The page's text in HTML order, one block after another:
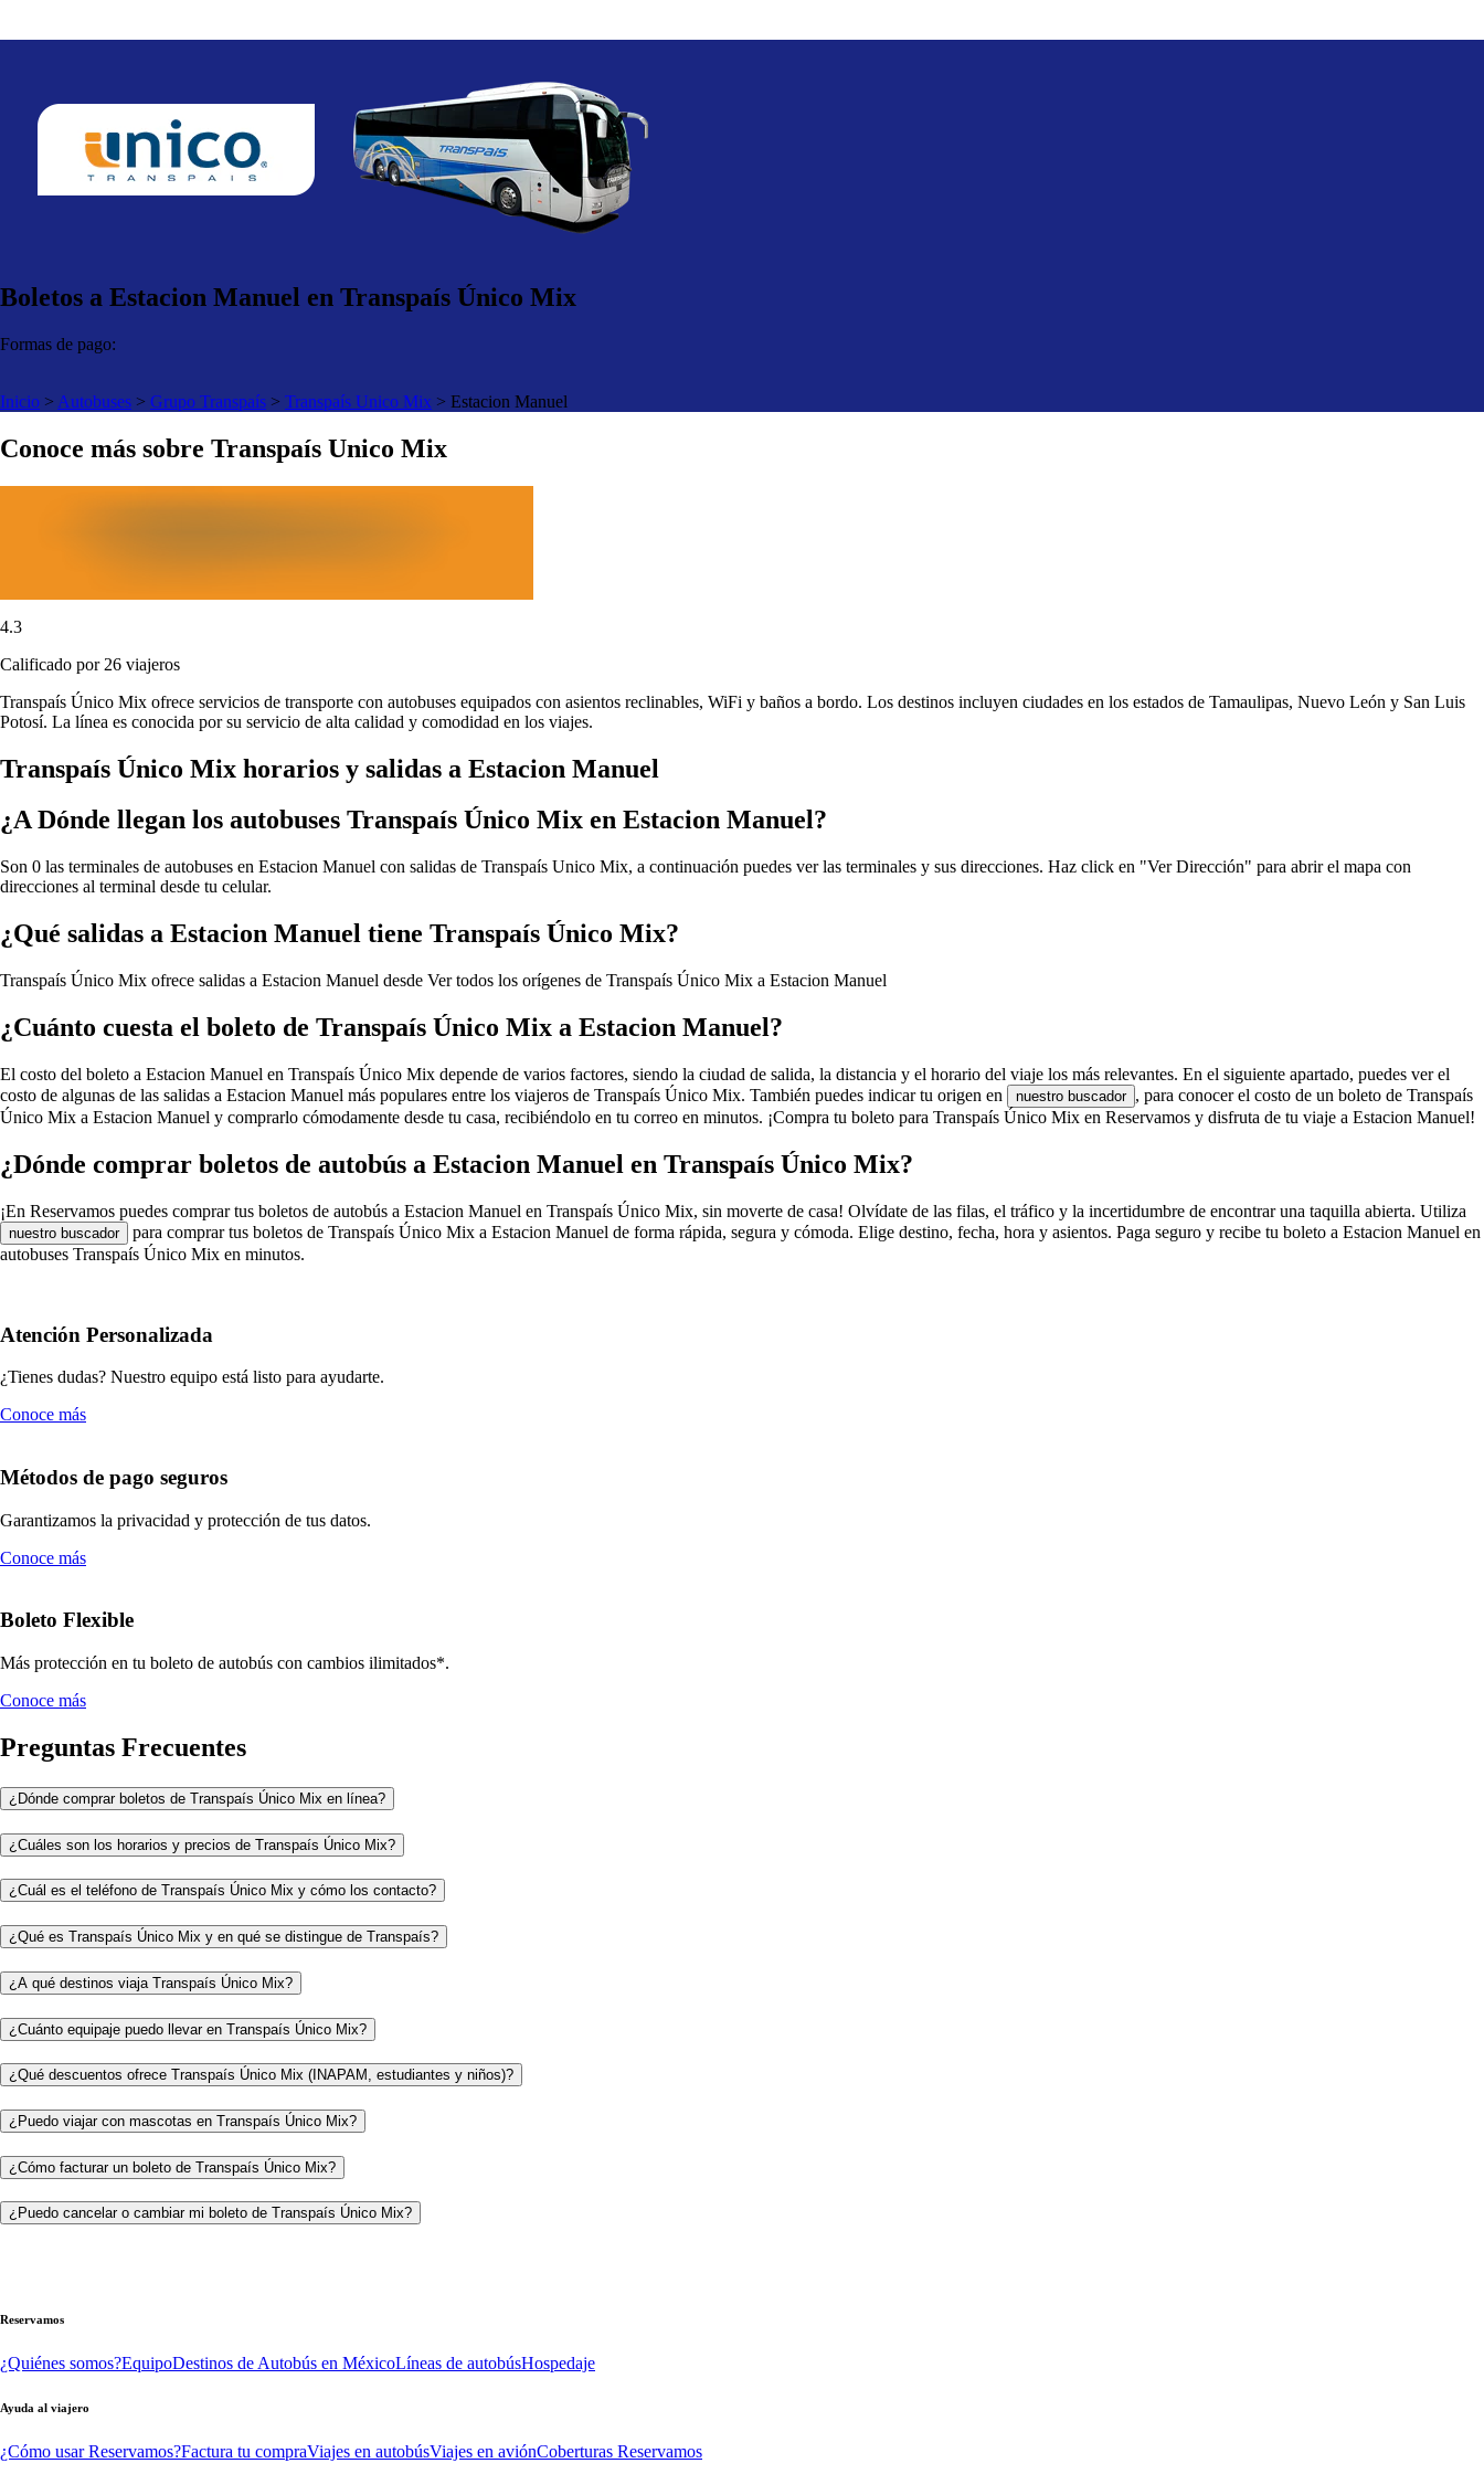
Boletos a Estacion Manuel en Transpaís Único Mix
Formas de pago:
Inicio > Autobuses > Grupo Transpaís > Transpaís Unico Mix > Estacion Manuel
Conoce más sobre Transpaís Unico Mix
4.3
Calificado por 26 viajeros
Transpaís Único Mix ofrece servicios de transporte con autobuses equipados con asientos reclinables, WiFi y baños a bordo. Los destinos incluyen ciudades en los estados de Tamaulipas, Nuevo León y San Luis
Potosí. La línea es conocida por su servicio de alta calidad y comodidad en los viajes.
Transpaís Único Mix horarios y salidas a Estacion Manuel
¿A Dónde llegan los autobuses Transpaís Único Mix en Estacion Manuel?
Son 0 las terminales de autobuses en Estacion Manuel con salidas de Transpaís Unico Mix, a continuación puedes ver las terminales y sus direcciones. Haz click en "Ver Dirección" para abrir el mapa con
direcciones al terminal desde tu celular.
¿Qué salidas a Estacion Manuel tiene Transpaís Único Mix?
Transpaís Único Mix ofrece salidas a Estacion Manuel desde Ver todos los orígenes de Transpaís Único Mix a Estacion Manuel
¿Cuánto cuesta el boleto de Transpaís Único Mix a Estacion Manuel?
El costo del boleto a Estacion Manuel en Transpaís Único Mix depende de varios factores, siendo la ciudad de salida, la distancia y el horario del viaje los más relevantes. En el siguiente apartado, puedes ver el
costo de algunas de las salidas a Estacion Manuel más populares entre los viajeros de Transpaís Único Mix. También puedes indicar tu origen en
nuestro buscador , para conocer el costo de un boleto de Transpaís
Único Mix a Estacion Manuel y comprarlo cómodamente desde tu casa, recibiéndolo en tu correo en minutos. ¡Compra tu boleto para Transpaís Único Mix en Reservamos y disfruta de tu viaje a Estacion Manuel!
¿Dónde comprar boletos de autobús a Estacion Manuel en Transpaís Único Mix?
¡En Reservamos puedes comprar tus boletos de autobús a Estacion Manuel en Transpaís Único Mix, sin moverte de casa! Olvídate de las filas, el tráfico y la incertidumbre de encontrar una taquilla abierta. Utiliza
nuestro buscador
para comprar tus boletos de Transpaís Único Mix a Estacion Manuel de forma rápida, segura y cómoda. Elige destino, fecha, hora y asientos. Paga seguro y recibe tu boleto a Estacion Manuel en
autobuses Transpaís Único Mix en minutos.
Atención Personalizada
¿Tienes dudas? Nuestro equipo está listo para ayudarte.
Conoce más
Métodos de pago seguros
Garantizamos la privacidad y protección de tus datos.
Conoce más
Boleto Flexible
Más protección en tu boleto de autobús con cambios ilimitados*.
Conoce más
Preguntas Frecuentes
¿Dónde comprar boletos de Transpaís Único Mix en línea?
¿Cuáles son los horarios y precios de Transpaís Único Mix?
¿Cuál es el teléfono de Transpaís Único Mix y cómo los contacto?
¿Qué es Transpaís Único Mix y en qué se distingue de Transpaís?
¿A qué destinos viaja Transpaís Único Mix?
¿Cuánto equipaje puedo llevar en Transpaís Único Mix?
¿Qué descuentos ofrece Transpaís Único Mix (INAPAM, estudiantes y niños)?
¿Puedo viajar con mascotas en Transpaís Único Mix?
¿Cómo facturar un boleto de Transpaís Único Mix?
¿Puedo cancelar o cambiar mi boleto de Transpaís Único Mix?
Reservamos
¿Quiénes somos?EquipoDestinos de Autobús en MéxicoLíneas de autobúsHospedaje
Ayuda al viajero
¿Cómo usar Reservamos?Factura tu compraViajes en autobúsViajes en aviónCoberturas Reservamos